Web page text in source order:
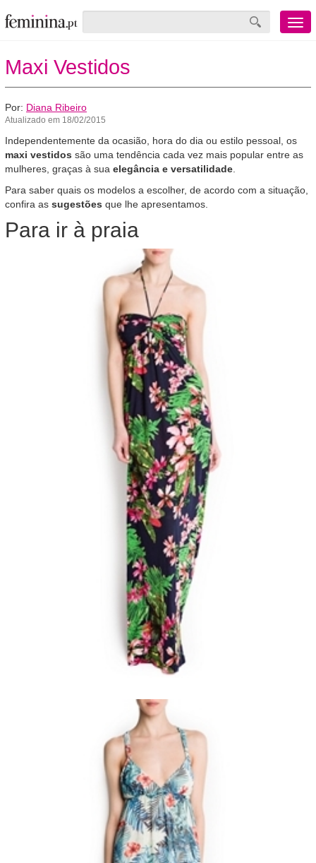
Menu
mobile
Maxi Vestidos
Por: Diana Ribeiro
Atualizado em 18/02/2015
Independentemente da ocasião, hora do dia ou estilo pessoal, os
maxi vestidos são uma tendência cada vez mais popular entre as
mulheres, graças à sua elegância e versatilidade
Para saber quais os modelos a escolher, de acordo com a situação,
confira as sugestões que lhe apresentamos.
Para ir à praia